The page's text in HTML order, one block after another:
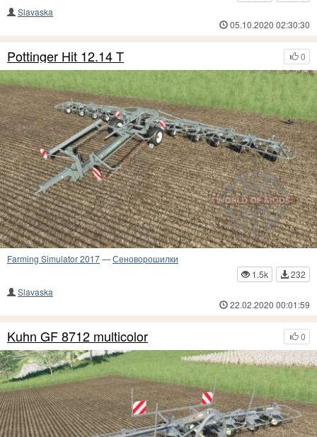
Slavaska
05.10.2020 02:30:30
0
Pottinger Hit 12.14 T
Farming Simulator 2017—Сеноворошилки
1.5k
232
Slavaska
22.02.2020 00:01:59
0
Kuhn GF 8712 multicolor